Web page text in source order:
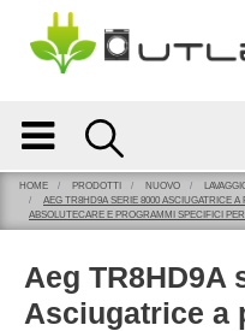
Open menu
HOME PRODOTTI NUOVO
AEG TR8HD9A SERIE 8000 ASCIUGATRICE
ABSOLUTECARE E PROGRAMMI SPECIFICI
Aeg TR8HD9A
Asciugatrice a